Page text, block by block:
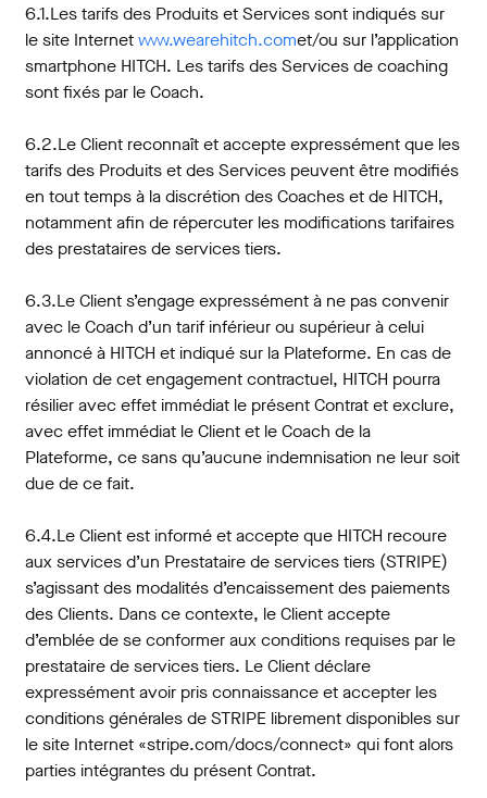
6.1.Les tarifs des Produits et Services sont indiqués sur
le site Internet www.wearehitch.comet/ou sur l’application
smartphone HITCH. Les tarifs des Services de coaching
sont fixés par le Coach.
6.2.Le Client reconnaît et accepte expressément que les
tarifs des Produits et des Services peuvent être modifiés
en tout temps à la discrétion des Coaches et de HITCH,
notamment afin de répercuter les modifications tarifaires
des prestataires de services tiers.
6.3.Le Client s’engage expressément à ne pas convenir
avec le Coach d’un tarif inférieur ou supérieur à celui
annoncé à HITCH et indiqué sur la Plateforme. En cas de
violation de cet engagement contractuel, HITCH pourra
résilier avec effet immédiat le présent Contrat et exclure,
avec effet immédiat le Client et le Coach de la
Plateforme, ce sans qu’aucune indemnisation ne leur soit
due de ce fait.
6.4.Le Client est informé et accepte que HITCH recoure
aux services d’un Prestataire de services tiers (STRIPE)
s’agissant des modalités d’encaissement des paiements
des Clients. Dans ce contexte, le Client accepte
d’emblée de se conformer aux conditions requises par le
prestataire de services tiers. Le Client déclare
expressément avoir pris connaissance et accepter les
conditions générales de STRIPE librement disponibles sur
le site Internet «stripe.com/docs/connect» qui font alors
parties intégrantes du présent Contrat.